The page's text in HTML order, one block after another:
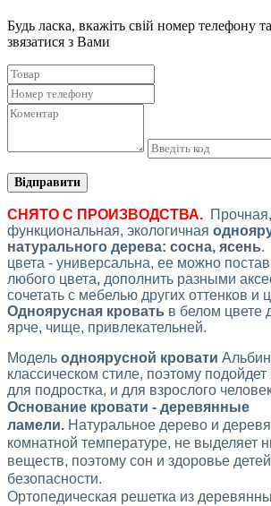
Будь ласка, вкажіть свій номер телефону
звязатися з Вами
Відправити
СНЯТО С ПРОИЗВОДСТВА. Прочная,
функциональная, экологичная
натурального дерева: сосна, ясень.
цвета - универсальна, ее можно
любого цвета, дополнить разными
сочетать с мебелью других оттенков и
Одноярусная кровать в белом цвете
ярче, чище, привлекательней.
Модель одноярусной кровати
классическом стиле, поэтому
для подростка, и для взрослого
Основание кровати - деревянные
ламели. Натуральное дерево и
комнатной температуре, не выделяет
веществ, поэтому сон и здоровье
безопасности.
Ортопедическая решетка из